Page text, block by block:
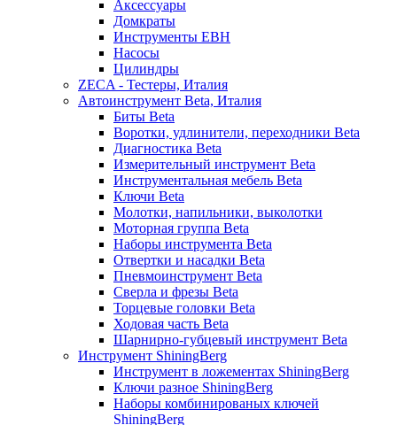
Аксессуары
Домкраты
Инструменты EBH
Насосы
Цилиндры
ZECA - Тестеры, Италия
Автоинструмент Beta, Италия
Биты Beta
Воротки, удлинители, переходники Beta
Диагностика Beta
Измерительный инструмент Beta
Инструментальная мебель Beta
Ключи Beta
Молотки, напильники, выколотки
Моторная группа Beta
Наборы инструмента Beta
Отвертки и насадки Beta
Пневмоинструмент Beta
Сверла и фрезы Beta
Торцевые головки Beta
Ходовая часть Beta
Шарнирно-губцевый инструмент Beta
Инструмент ShiningBerg
Инструмент в ложементах ShiningBerg
Ключи разное ShiningBerg
Наборы комбинированых ключей
ShiningBerg